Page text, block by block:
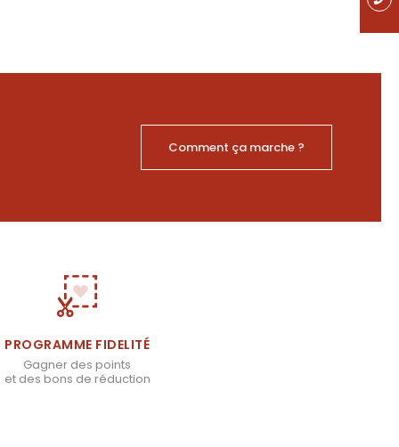
Comment ça marche ?
PROGRAMME FIDELITÉ
Gagner des points
et des bons de réduction